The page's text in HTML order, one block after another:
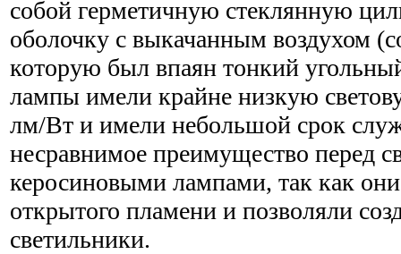
собой герметичную стеклянную
оболочку с выкачанным воздухом
которую был впаян тонкий
лампы имели крайне низкую
лм/Вт и имели небольшой срок
несравнимое преимущество перед
керосиновыми лампами, так как
открытого пламени и позволяли
светильники.